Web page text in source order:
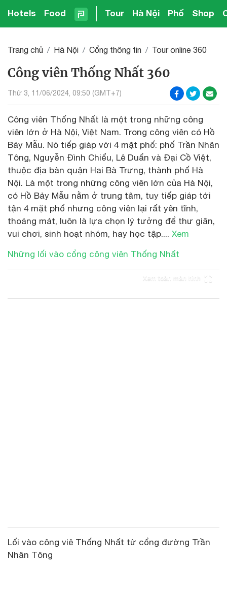
Hotels Food Tour Hà Nội Phố Shop
Trang chủ Hà Nội Cổng thông tin Tour online 360
Công viên Thống Nhất 360
Thứ 3, 11/06/2024, 09:50 (GMT+7)
Công viên Thống Nhất là một trong những công
viên lớn ở Hà Nội, Việt Nam. Trong công viên có Hồ
Bảy Mẫu. Nó tiếp giáp với 4 mặt phố: phố Trần Nhân
Tông, Nguyễn Đình Chiểu, Lê Duẩn và Đại Cồ Việt,
thuộc địa bàn quận Hai Bà Trưng, thành phố Hà
Nội. Là một trong những công viên lớn của Hà Nội,
có Hồ Bảy Mẫu nằm ở trung tâm, tuy tiếp giáp tới
tận 4 mặt phố nhưng công viên lại rất yên tĩnh,
thoáng mát, luôn là lựa chọn lý tưởng để thư giãn,
vui chơi, sinh hoạt nhóm, hay học tập.... Xem
Những lối vào cổng công viên Thống Nhất
Xem toàn màn hình
Lối vào công viê Thống Nhất từ cổng đường Trần
Nhân Tông